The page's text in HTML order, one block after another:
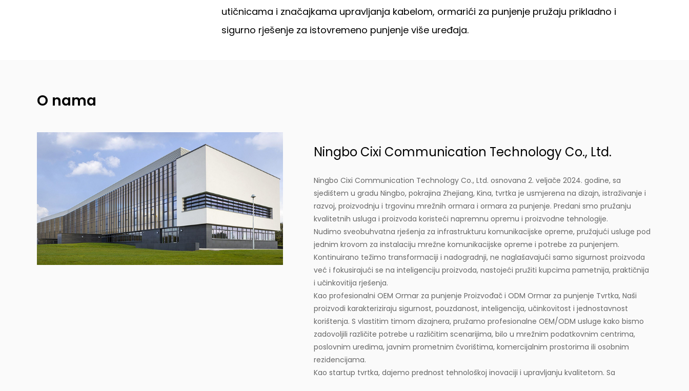
utičnicama i značajkama upravljanja kabelom, ormarići za punjenje pružaju prikladno i
sigurno rješenje za istovremeno punjenje više uređaja.
O nama
Ningbo Cixi Communication Technology Co., Ltd.
Ningbo Cixi Communication Technology Co., Ltd. osnovana 2. veljače 2024. godine, sa
sjedištem u gradu Ningbo, pokrajina Zhejiang, Kina, tvrtka je usmjerena na dizajn, istraživanje i
razvoj, proizvodnju i trgovinu mrežnih ormara i ormara za punjenje. Predani smo pružanju
kvalitetnih usluga i proizvoda koristeći napremnu opremu i proizvodne tehnologije.
Nudimo sveobuhvatna rješenja za infrastrukturu komunikacijske opreme, pružajući usluge pod
jednim krovom za instalaciju mrežne komunikacijske opreme i potrebe za punjenjem.
Kontinuirano težimo transformaciji i nadogradnji, ne naglašavajući samo sigurnost proizvoda
već i fokusirajući se na inteligenciju proizvoda, nastojeći pružiti kupcima pametnija, praktičnija
i učinkovitija rješenja.
Kao profesionalni OEM Ormar za punjenje Proizvođač i ODM Ormar za punjenje Tvrtka, Naši
proizvodi karakteriziraju sigurnost, pouzdanost, inteligencija, učinkovitost i jednostavnost
korištenja. S vlastitim timom dizajnera, pružamo profesionalne OEM/ODM usluge kako bismo
zadovoljili različite potrebe u različitim scenarijima, bilo u mrežnim podatkovnim centrima,
poslovnim uredima, javnim prometnim čvorištima, komercijalnim prostorima ili osobnim
rezidencijama.
Kao startup tvrtka, dajemo prednost tehnološkoj inovaciji i upravljanju kvalitetom. Sa